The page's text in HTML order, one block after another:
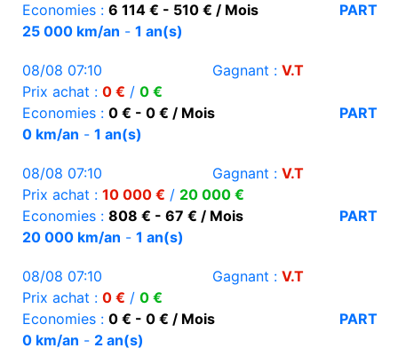
Economies : 6 114 € - 510 € / Mois
PART
25 000 km/an - 1 an(s)
08/08 07:10 Gagnant : V.T
Prix achat : 0 € / 0 €
Economies : 0 € - 0 € / Mois
PART
0 km/an - 1 an(s)
08/08 07:10 Gagnant : V.T
Prix achat : 10 000 € / 20 000 €
Economies : 808 € - 67 € / Mois
PART
20 000 km/an - 1 an(s)
08/08 07:10 Gagnant : V.T
Prix achat : 0 € / 0 €
Economies : 0 € - 0 € / Mois
PART
0 km/an - 2 an(s)